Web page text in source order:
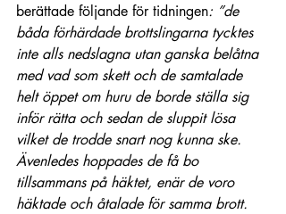
berättade följande för tidningen: ”de
båda förhärdade brottslingarna tycktes
inte alls nedslagna utan ganska belåtna
med vad som skett och de samtalade
helt öppet om huru de borde ställa sig
inför rätta och sedan de sluppit lösa
vilket de trodde snart nog kunna ske.
Ävenledes hoppades de få bo
tillsammans på häktet, enär de voro
häktade och åtalade för samma brott.